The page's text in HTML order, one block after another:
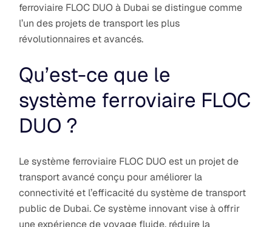
ferroviaire FLOC DUO à Dubai se distingue comme
l’un des projets de transport les plus
révolutionnaires et avancés.
Qu’est-ce que le
système ferroviaire FLOC
DUO ?
Le système ferroviaire FLOC DUO est un projet de
transport avancé conçu pour améliorer la
connectivité et l’efficacité du système de transport
public de Dubai. Ce système innovant vise à offrir
une expérience de voyage fluide, réduire la